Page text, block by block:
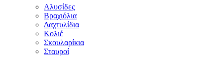
Αλυσίδες
Βραχιόλια
Δαχτυλίδια
Κολιέ
Σκουλαρίκια
Σταυροί